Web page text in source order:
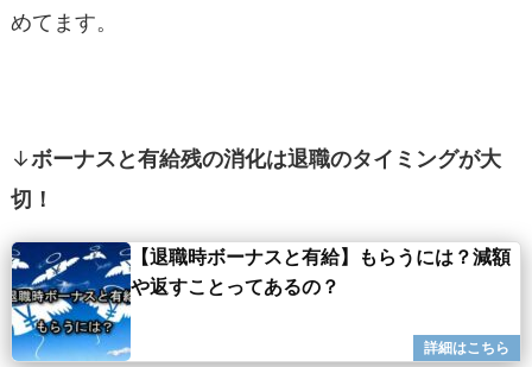
めてます。
↓ボーナスと有給残の消化は退職のタイミングが大
切！
【退職時ボーナスと有給】もらうには？減額
や返すことってあるの？